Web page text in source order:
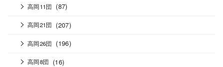
高岡11団 (87)
高岡21団 (207)
高岡26団 (196)
高岡8団 (16)